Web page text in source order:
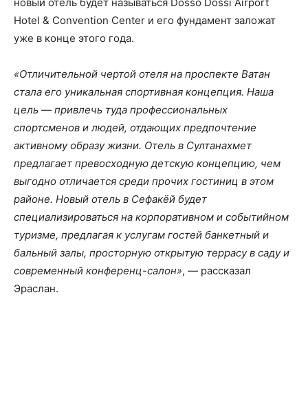
Hotel & Convention Center и его фундамент заложат
уже в конце этого года.
«Отличительной чертой отеля на проспекте Ватан
стала его уникальная спортивная концепция. Наша
цель — привлечь туда профессиональных
спортсменов и людей, отдающих предпочтение
активному образу жизни. Отель в Султанахмет
предлагает превосходную детскую концепцию, чем
выгодно отличается среди прочих гостиниц в этом
районе. Новый отель в Сефакёй будет
специализироваться на корпоративном и событийном
туризме, предлагая к услугам гостей банкетный и
бальный залы, просторную открытую террасу в саду и
современный конференц-салон», — рассказал
Эраслан.